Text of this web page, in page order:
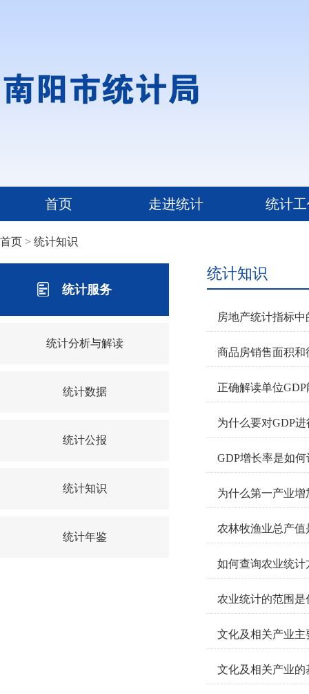
首页 走进统计 统计
首页 > 统计知识
统计服务
统计分析与解读
统计数据
统计公报
统计知识
统计年鉴
统计知识
房地产统计指标
商品房销售面积
正确解读单位
为什么要对GDP
GDP增长率是如
为什么第一产业
农林牧渔业总产
如何查询农业统计
农业统计的范围是
文化及相关产业
文化及相关产业